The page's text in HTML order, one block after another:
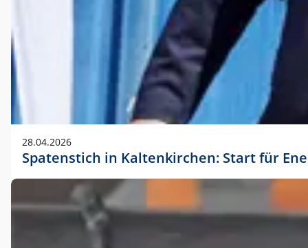
28.04.2026
Spatenstich in Kaltenkirchen: Start für